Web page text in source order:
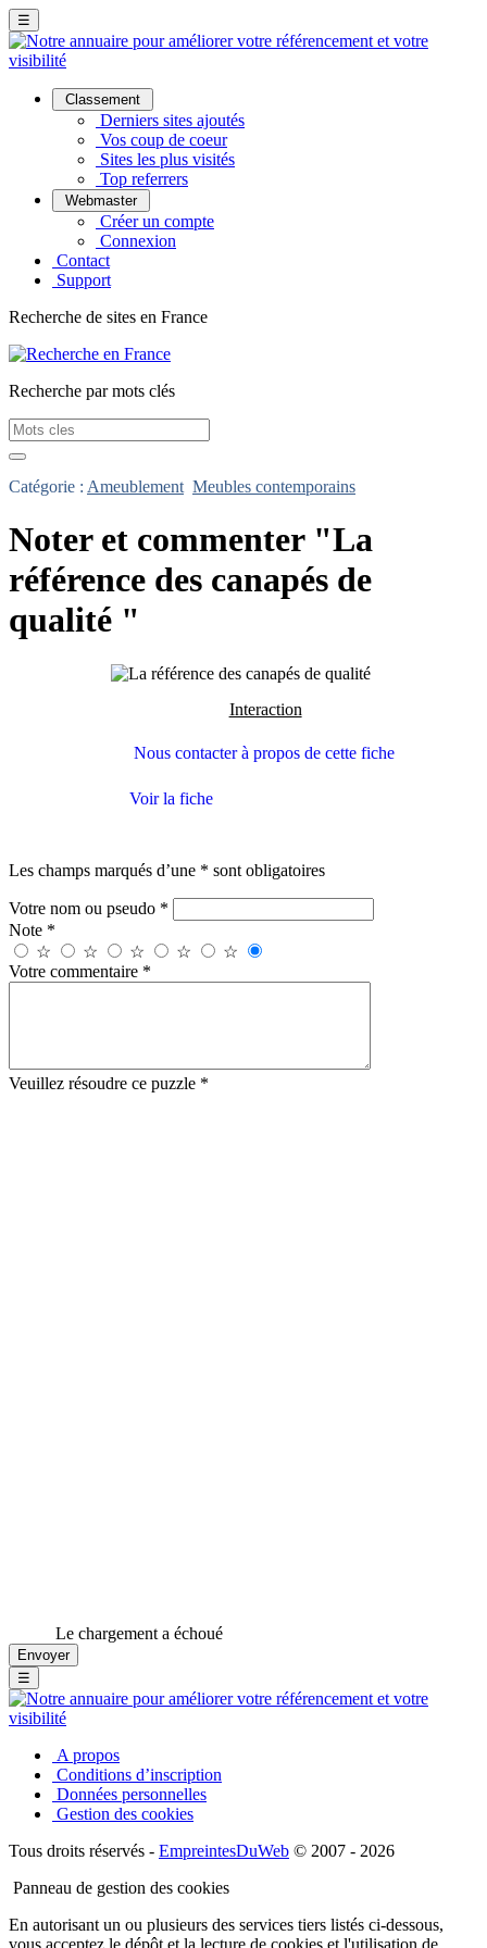
☰
Classement
Derniers sites ajoutés
Vos coup de coeur
Sites les plus visités
Top referrers
Webmaster
Créer un compte
Connexion
Contact
Support
Recherche de sites en France
Recherche par mots clés
Catégorie : Ameublement Meubles contemporains
Noter et commenter "La
référence des canapés de
qualité "
Interaction
Nous contacter à propos de cette fiche
Voir la fiche
Les champs marqués d’une * sont obligatoires
Votre nom ou pseudo *
Note *
☆
☆ ☆ ☆
☆
Votre commentaire *
Veuillez résoudre ce puzzle *
Le chargement a échoué
☰
A propos
Conditions d’inscription
Données personnelles
Gestion des cookies
Tous droits réservés - EmpreintesDuWeb © 2007 - 2026
Panneau de gestion des cookies
En autorisant un ou plusieurs des services tiers listés ci-dessous,
vous acceptez le dépôt et la lecture de cookies et l'utilisation de